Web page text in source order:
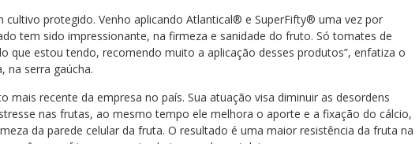
cultivo protegido. Venho aplicando Atlantical® e SuperFifty® uma vez por
tem sido impressionante, na firmeza e sanidade do fruto. Só tomates de
que estou tendo, recomendo muito a aplicação desses produtos”, enfatiza o
na serra gaúcha.
mais recente da empresa no país. Sua atuação visa diminuir as desordens
nas frutas, ao mesmo tempo ele melhora o aporte e a fixação do cálcio,
da parede celular da fruta. O resultado é uma maior resistência da fruta na